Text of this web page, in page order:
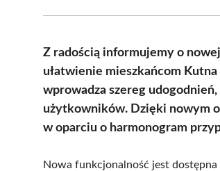
Z radością informujemy o
ułatwienie mieszkańcom
wprowadza szereg
użytkowników. Dzięki nowym
w oparciu o harmonogram
Nowa funkcjonalność jest